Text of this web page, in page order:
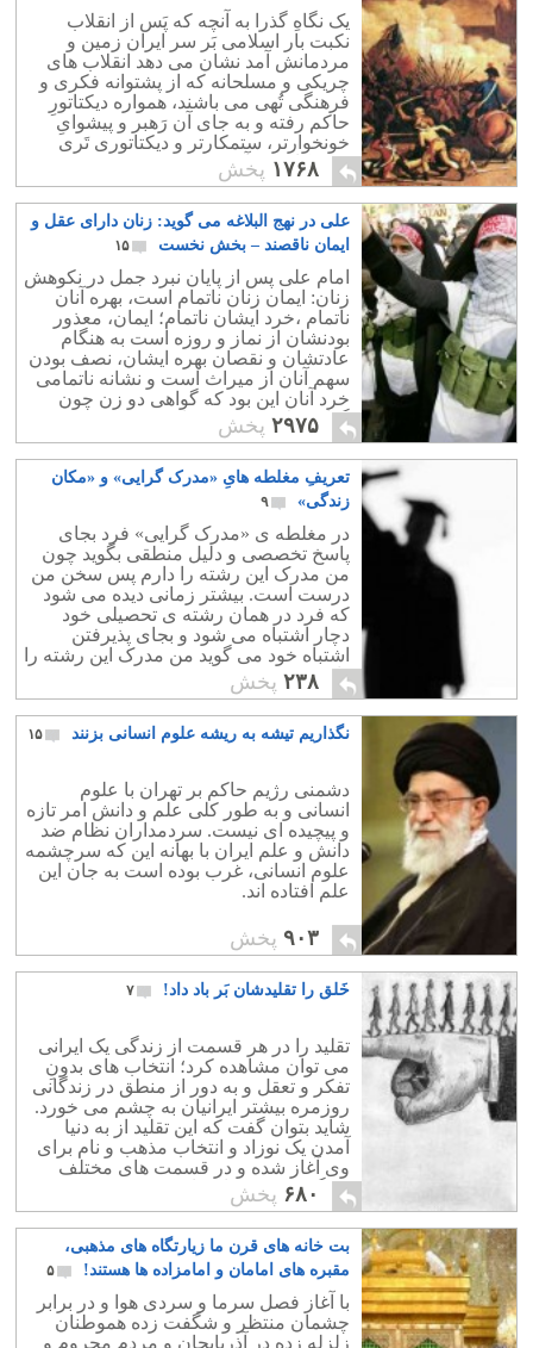
یک نگاهِ گذرا به آنچه که پَس از انقلاب
نکبت بار اسلامی بَر سر ایران زمین و
مردمانش آمد نشان می دهد انقلاب های
چریکی و مسلحانه که از پشتوانه فکری و
فرهنگی تُهی می باشند، همواره دیکتاتورِ
حاکم رفته و به جای آن رَهبر و پیشوایِ
خونخوارتر، ستمکارتر و دیکتاتوری تَری
روی کار می آید.!
۱۷۶۸ پخش
علی در نهج البلاغه می گوید: زنان دارای عقل و
ایمان ناقصند – بخش نخست
۱۵
امام علی پس از پايان نبرد جمل در نكوهش
زنان: ايمان زنان ناتمام است، بهره آنان
ناتمام ،خرد ايشان ناتمام؛ ايمان، معذور
بودنشان از نماز و روزه است به هنگام
عادتشان و نقصان بهره ايشان، نصف بودن
سهم آنان از ميراث است و نشانه ناتمامى
خرد آنان اين بود كه گواهى دو زن چون
گواهى يك مرد به حساب رود.
۲۹۷۵ پخش
تعریفِ مغلطه هایِ «مدرک گرایی» و «مکان
زندگی»
۹
در مغلطه ی «مدرک گرایی» فرد بجای
پاسخ تخصصی و دلیل منطقی بگوید چون
من مدرک این رشته را دارم پس سخن من
درست است. بیشتر زمانی دیده می شود
که فرد در همان رشته ی تحصیلی خود
دچار اشتباه می شود و بجای پذیرفتن
اشتباه خود می گوید من مدرک این رشته را
دارم.۲۳۸ پخش
نگذاریم تیشه به ریشه علوم انسانی بزنند ۱۵
دشمنی رژیم حاکم بر تهران با علوم
انسانی و به طور کلی علم و دانش امر تازه
و پیچیده ای نیست. سردمداران نظام ضد
دانش و علم ایران با بهانه این که سرچشمه
علوم انسانی، غرب بوده است به جان این
علم افتاده اند.
۹۰۳ پخش
خَلق را تقلیدشان بَر باد داد! ۷
تقلید را در هر قسمت از زندگی یک ایرانی
می توان مشاهده کرد؛ انتخاب های بدونِ
تفکر و تعقل و به دور از منطق در زندگانی
روزمره بیشتر ایرانیان به چشم می خورد.
شاید بتوان گفت که این تقلید از به دنیا
آمدن یک نوزاد و انتخاب مذهب و نام برای
وی آغاز شده و در قسمت های مختلف
زندگی خودش را نشان می دهد.
۶۸۰ پخش
بت خانه های قرن ما زیارتگاه های مذهبی،
مقبره های امامان و امامزاده ها هستند!
۵
با آغاز فصل سرما و سردی هوا و در برابر
چشمان منتظر و شگفت زده هموطنان
زلزله زده در آذربایجان و مردم محروم و